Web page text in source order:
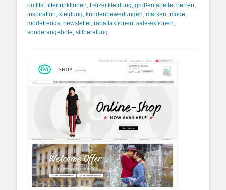
outfits filterfunktionen freizeitkleidung größentabelle herren
inspiration kleidung kundenbewertungen marken mode
modetrends newsletter, rabattaktionen sale-aktionen
sonderangebote stilberatung